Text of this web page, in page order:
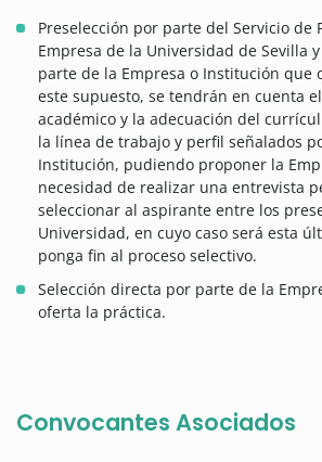
Preselección por parte del Servicio de
Empresa de la Universidad de Sevilla
parte de la Empresa o Institución que
este supuesto, se tendrán en cuenta
académico y la adecuación del
la línea de trabajo y perfil señalados
Institución, pudiendo proponer la
necesidad de realizar una entrevista
seleccionar al aspirante entre los
Universidad, en cuyo caso será esta
ponga fin al proceso selectivo.
Selección directa por parte de la
oferta la práctica.
Convocantes Asociados